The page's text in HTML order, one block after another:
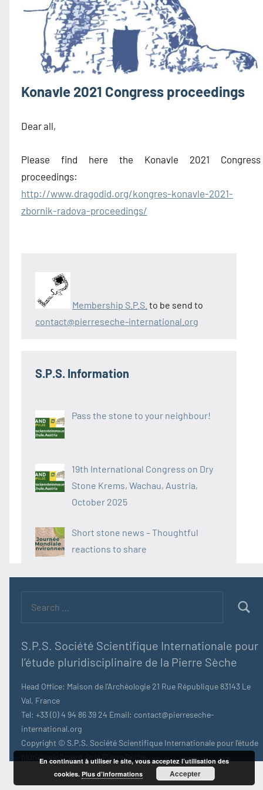
Konavle 2021 Congress proceedings
Dear all,
Please find here the Konavle 2021 Congress
proceedings:
http://www.dragodid.org/kongres-konavle-2021-
zbornik-radova-proceedings/
Membership S.P.S. to be send to
contact@pierreseche-international.org
S.P.S. Information
Pass the stone to your neighbour!
19th International Congress on Dry
Stone Krems, Wachau, Austria,
October 2025
Short stone news – Thoughtful
reactions to share
for:
Search
S.P.S. Société Scientifique Internationale pour
l’étude pluridisciplinaire de la Pierre Sèche
Head Office: Maison de l'Archéologie 21 Rue République 83143 Le
Val, France
Tel: +33 (0) 4 94 86 39 24 Email: contact@pierreseche-
international.org
Copyright © S.P.S. Société Scientifique Internationale pour l’étude
pluridisciplinaire de la Pierre Sèche
En continuant à utiliser le site, vous acceptez l’utilisation des
cookies. Plus d’informations Accepter